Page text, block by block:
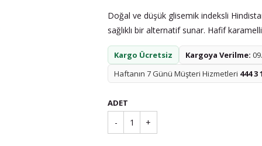
Doğal ve düşük glisemik indeksli
sağlıklı bir alternatif sunar. Hafif
Kargo Ücretsiz Kargoya Verilme:
Haftanın 7 Günü Müşteri Hizmetleri 444 3
ADET
- 1 +